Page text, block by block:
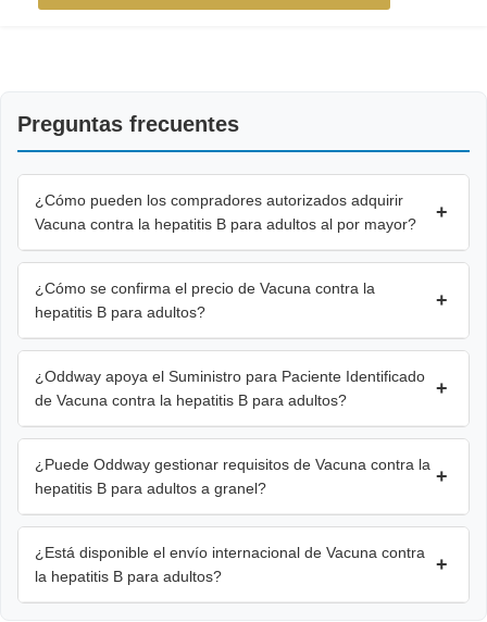
Preguntas frecuentes
¿Cómo pueden los compradores autorizados adquirir
Vacuna contra la hepatitis B para adultos al por mayor?
+
¿Cómo se confirma el precio de Vacuna contra la
hepatitis B para adultos?
+
¿Oddway apoya el Suministro para Paciente Identificado
de Vacuna contra la hepatitis B para adultos?
+
¿Puede Oddway gestionar requisitos de Vacuna contra la
hepatitis B para adultos a granel?
+
¿Está disponible el envío internacional de Vacuna contra
la hepatitis B para adultos?
+